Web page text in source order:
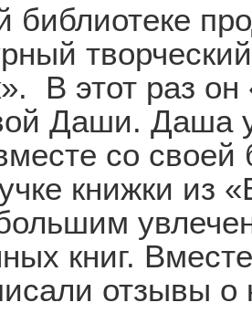
библиотеке
В этот раз он
Даши. Даша
со
книжки из
книг.
отзывы о